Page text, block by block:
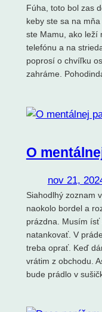
Fúha, toto bol zas
keby ste sa na
ste Mamu, ako leží
telefónu a na
poprosí o chvíľku
zahráme.
O
nov 21,
Siahodlhý zoznam
naokolo bordel a
prázdna. Musím ísť
natankovať. V
treba oprať. Keď
vrátim z obchodu.
bude prádlo v